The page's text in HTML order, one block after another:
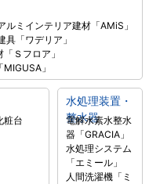
ルミインテリア建材「AMiS」
具「ワデリア」
「Ｓフロア」
」
粧台
水処理装置・
整水器
電解水素水整水
器「GRACIA」
水処理システム
「エミール」
人間洗濯機「ミ